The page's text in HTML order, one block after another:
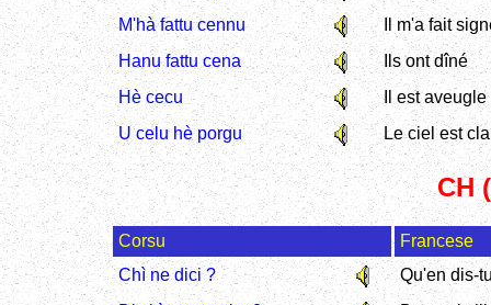
M'hà fattu cennu
Il m'a fait
Hanu fattu cena
Ils ont dîné
Hè cecu
Il est aveugle
U celu hè porgu
Le ciel est
CH (
Corsu
Francese
Chì ne dici ?
Qu'en dis-